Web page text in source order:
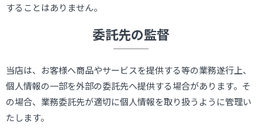
することはありません。
委託先の監督
当店は、お客様へ商品やサービスを提供する等の業務遂行上、
個人情報の一部を外部の委託先へ提供する場合があります。そ
の場合、業務委託先が適切に個人情報を取り扱うように管理い
たします。